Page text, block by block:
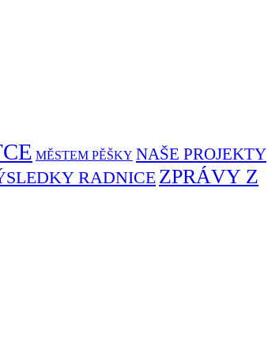
MĚSTEM PĚŠKY NAŠE PROJEKTY
RADNICEZPRÁVY Z